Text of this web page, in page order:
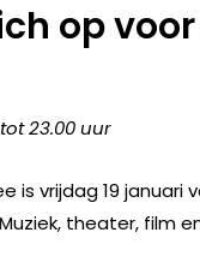
op
23.00 uur
is vrijdag 19
theater, film